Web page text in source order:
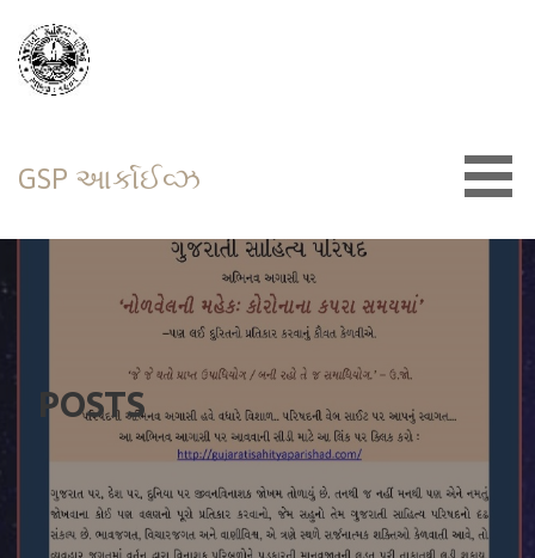
content
GSP આર્કાઈવ્ઝ
POSTS